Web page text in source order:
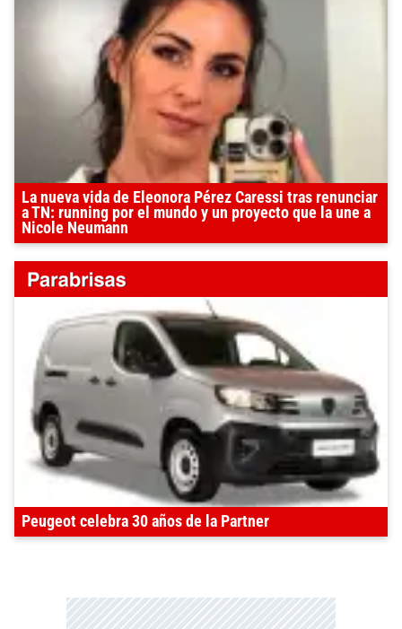
La nueva vida de Eleonora Pérez Caressi tras renunciar
a TN: running por el mundo y un proyecto que la une a
Nicole Neumann
Peugeot celebra 30 años de la Partner